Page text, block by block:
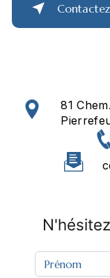
81